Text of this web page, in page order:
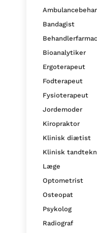
Bandagist
Bioanalytiker
Ergoterapeut
Fodterapeut
Fysioterapeut
Jordemoder
Kiropraktor
Klinisk diætist
Klinisk
Læge
Optometrist
Osteopat
Psykolog
Radiograf